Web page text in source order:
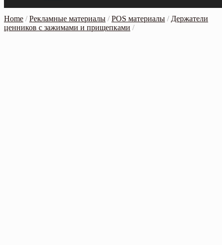
Home /Рекламные материалы /POS материалы / Держатели
ценников с зажимами и прищепками /